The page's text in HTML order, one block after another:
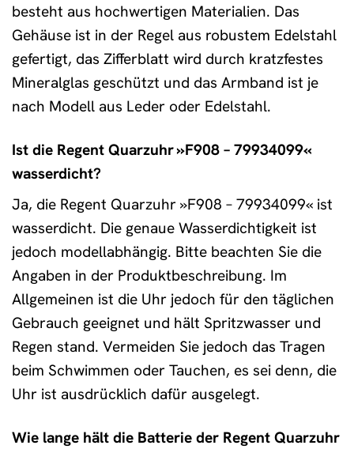
besteht aus hochwertigen Materialien. Das
Gehäuse ist in der Regel aus robustem Edelstahl
gefertigt, das Zifferblatt wird durch kratzfestes
Mineralglas geschützt und das Armband ist je
nach Modell aus Leder oder Edelstahl.
Ist die Regent Quarzuhr »F908 – 79934099«
wasserdicht?
Ja, die Regent Quarzuhr »F908 – 79934099« ist
wasserdicht. Die genaue Wasserdichtigkeit ist
jedoch modellabhängig. Bitte beachten Sie die
Angaben in der Produktbeschreibung. Im
Allgemeinen ist die Uhr jedoch für den täglichen
Gebrauch geeignet und hält Spritzwasser und
Regen stand. Vermeiden Sie jedoch das Tragen
beim Schwimmen oder Tauchen, es sei denn, die
Uhr ist ausdrücklich dafür ausgelegt.
Wie lange hält die Batterie der Regent Quarzuhr